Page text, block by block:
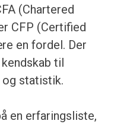
(Chartered
CFP (Certified
en fordel. Der
til
og statistik.
en erfaringsliste,